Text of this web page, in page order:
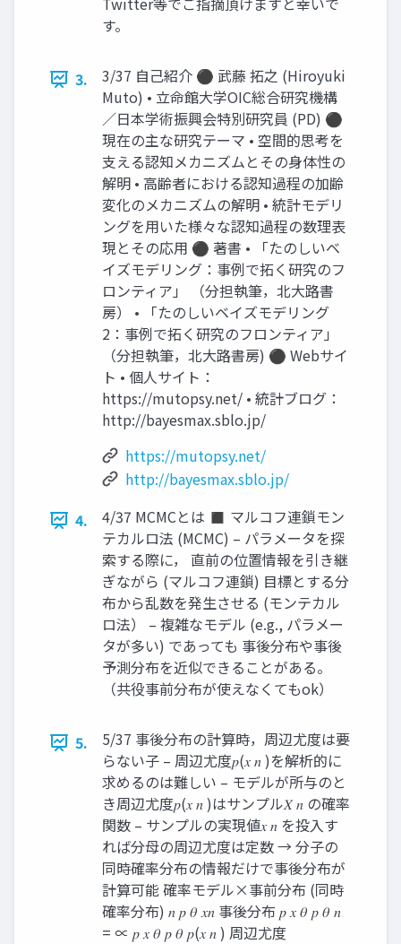
す。
3.
3/37 自己紹介 ⚫ 武藤 拓之 (Hiroyuki
Muto) • 立命館大学OIC総合研究機構
／日本学術振興会特別研究員 (PD) ⚫
現在の主な研究テーマ • 空間的思考を
支える認知メカニズムとその身体性の
解明 • 高齢者における認知過程の加齢
変化のメカニズムの解明 • 統計モデリ
ングを用いた様々な認知過程の数理表
現とその応用 ⚫ 著書 • 「たのしいベ
イズモデリング：事例で拓く研究のフ
ロンティア」 （分担執筆，北大路書
房） • 「たのしいベイズモデリング
2：事例で拓く研究のフロンティア」
（分担執筆，北大路書房) ⚫ Webサイ
ト • 個人サイト：
https://mutopsy.net/ • 統計ブログ：
http://bayesmax.sblo.jp/
https://mutopsy.net/
http://bayesmax.sblo.jp/
4.
4/37 MCMCとは ◼ マルコフ連鎖モン
テカルロ法 (MCMC) – パラメータを探
索する際に， 直前の位置情報を引き継
ぎながら (マルコフ連鎖) 目標とする分
布から乱数を発生させる (モンテカル
ロ法） – 複雑なモデル (e.g., パラメー
タが多い) であっても 事後分布や事後
予測分布を近似できることがある。
（共役事前分布が使えなくてもok）
5.
5/37 事後分布の計算時，周辺尤度は要
らない子 – 周辺尤度𝑝(𝑥 𝑛 )を解析的に
求めるのは難しい – モデルが所与のと
き周辺尤度𝑝(𝑥 𝑛 )はサンプル𝑋 𝑛 の確率
関数 – サンプルの実現値𝑥 𝑛 を投入す
れば分母の周辺尤度は定数 → 分子の
同時確率分布の情報だけで事後分布が
計算可能 確率モデル×事前分布 (同時
確率分布) 𝑛 𝑝 𝜃 𝑥𝑛 事後分布 𝑝 𝑥 𝜃 𝑝 𝜃 𝑛
= ∝ 𝑝 𝑥 𝜃 𝑝 𝜃 𝑝(𝑥 𝑛 ) 周辺尤度